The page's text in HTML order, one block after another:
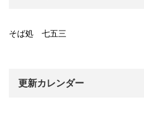
そば処 七五三
更新カレンダー